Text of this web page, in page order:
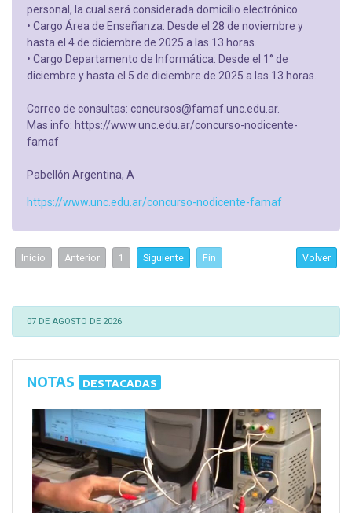
personal, la cual será considerada domicilio electrónico.
• Cargo Área de Enseñanza: Desde el 28 de noviembre y
hasta el 4 de diciembre de 2025 a las 13 horas.
• Cargo Departamento de Informática: Desde el 1° de
diciembre y hasta el 5 de diciembre de 2025 a las 13 horas.
Correo de consultas: concursos@famaf.unc.edu.ar.
Mas info: https://www.unc.edu.ar/concurso-nodicente-
famaf
Pabellón Argentina, A
https://www.unc.edu.ar/concurso-nodicente-famaf
Inicio Anterior 1 Siguiente Fin Volver
07 DE AGOSTO DE 2026
NOTAS DESTACADAS